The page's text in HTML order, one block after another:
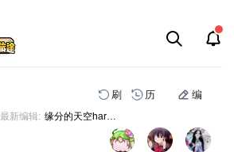
刷 历 编
最新编辑: 缘分的天空haruandsora